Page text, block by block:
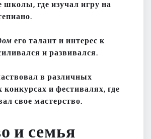
школы, где изучал игру на
.
его талант и интерес к
и развивался.
в различных
и фестивалях, где
свое мастерство.
и семья